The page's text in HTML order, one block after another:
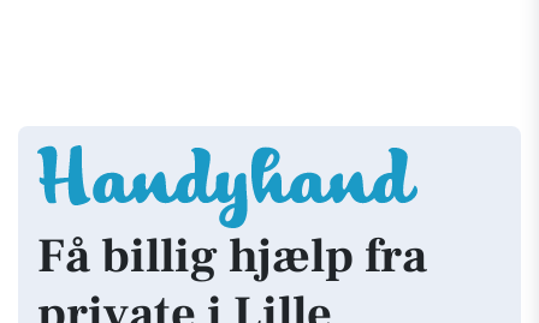
Få billig hjælp fra